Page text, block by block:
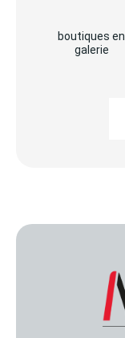
boutiques en
galerie